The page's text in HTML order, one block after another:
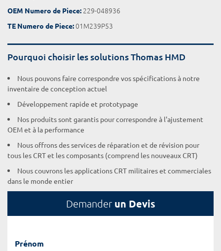
OEM Numero de Piece: 229-048936
TE Numero de Piece:01M239P53
Pourquoi choisir les solutions Thomas HMD
Nous pouvons faire correspondre vos spécifications à notre
inventaire de conception actuel
Développement rapide et prototypage
Nos produits sont garantis pour correspondre à l'ajustement
OEM et à la performance
Nous offrons des services de réparation et de révision pour
tous les CRT et les composants (comprend les nouveaux CRT)
Nous couvrons les applications CRT militaires et commerciales
dans le monde entier
Demander un Devis
Prénom